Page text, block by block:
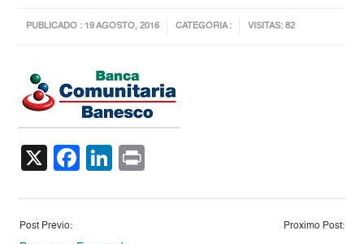
PUBLICADO : 19 AGOSTO, 2016 CATEGORIA : VISITAS: 82
X Facebook
LinkedIn
Post Previo: Proximo Post: